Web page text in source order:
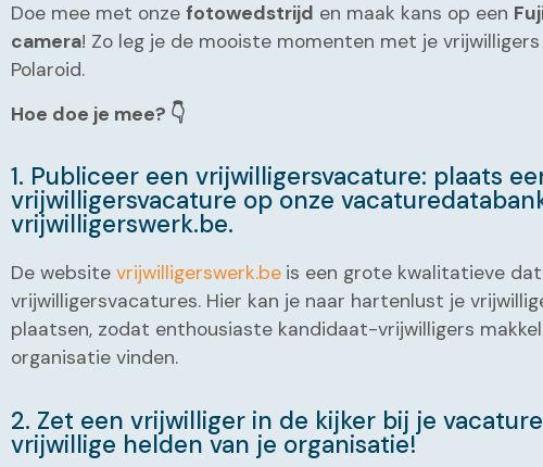
Doe mee met onze fotowedstrijd en maak kans op een
camera! Zo leg je de mooiste momenten met je
Polaroid.
Hoe doe je mee? 👇
1. Publiceer een vrijwilligersvacature: plaats
vrijwilligersvacature op onze
vrijwilligerswerk.be.
De website vrijwilligerswerk.be is een grote kwalitatieve
vrijwilligersvacatures. Hier kan je naar hartenlust je
plaatsen, zodat enthousiaste kandidaat-vrijwilligers
organisatie vinden.
2. Zet een vrijwilliger in de kijker bij je
vrijwillige helden van je organisatie!